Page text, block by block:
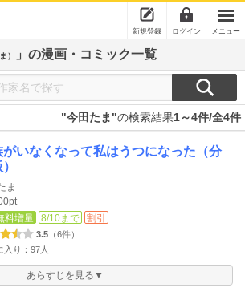
新規登録 ログイン メニュー
） 」の漫画・コミック一覧
"今田たま"の検索結果1～4件/全4件
がいなくなって私はうつになった（分
ま
料増量
8/10まで 割引
3.5 （6件）
入り：97人
あらすじを見る▼